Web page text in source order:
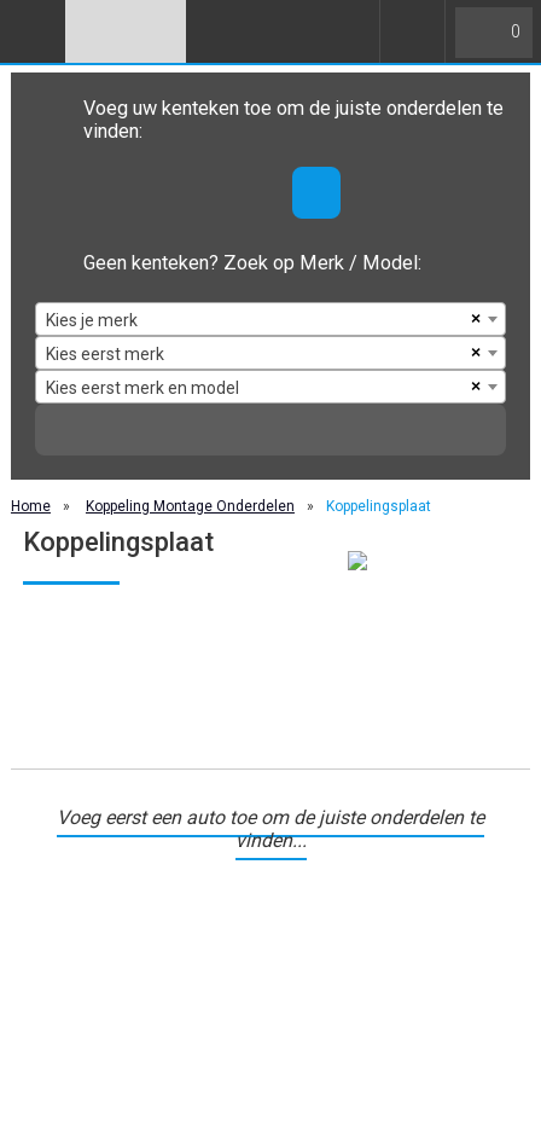
0
Voeg uw kenteken toe om de juiste onderdelen te
vinden:
Geen kenteken? Zoek op Merk / Model:
×
Kies je merk
×
Kies eerst merk
×
Kies eerst merk en model
Home » Koppeling Montage Onderdelen » Koppelingsplaat
Koppelingsplaat
Voeg eerst een auto toe om de juiste onderdelen te
vinden...